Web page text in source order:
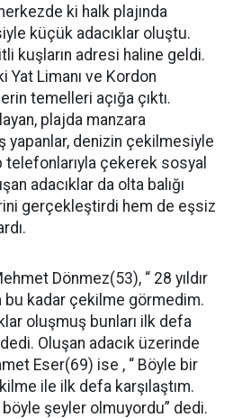
ki halk plajında
küçük adacıklar oluştu.
kuşların adresi haline geldi.
Limanı ve Kordon
temelleri açığa çıktı.
plajda manzara
yapanlar, denizin çekilmesiyle
çekerek sosyal
adacıklar da olta balığı
gerçekleştirdi hem de eşsiz
Dönmez(53), “ 28 yıldır
bu kadar çekilme görmedim.
oluşmuş bunları ilk defa
Oluşan adacık üzerinde
Eser(69) ise , “ Böyle bir
ile ilk defa karşılaştım.
şeyler olmuyordu” dedi.